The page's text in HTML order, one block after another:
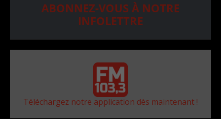
ABONNEZ-VOUS À NOTRE
INFOLETTRE
Téléchargez notre application dès maintenant !